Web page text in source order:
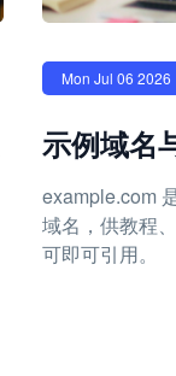
Mon Jul 06 2026
示例域名
example.com
域名，供教程
可即可引用。